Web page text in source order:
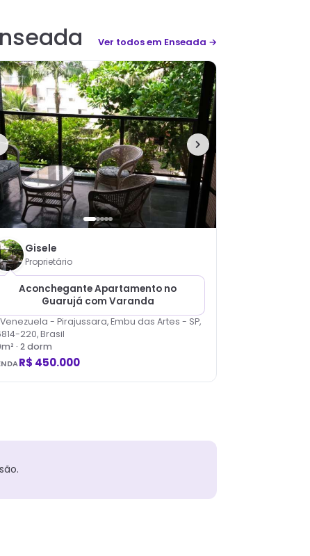
Ver todosem Enseada →
Gisele
Proprietário
Aconchegante Apartamento no
Guarujá com Varanda
Venezuela - Pirajussara, Embu das Artes - SP,
220, Brasil
m² ·2dorm
R$ 450.000